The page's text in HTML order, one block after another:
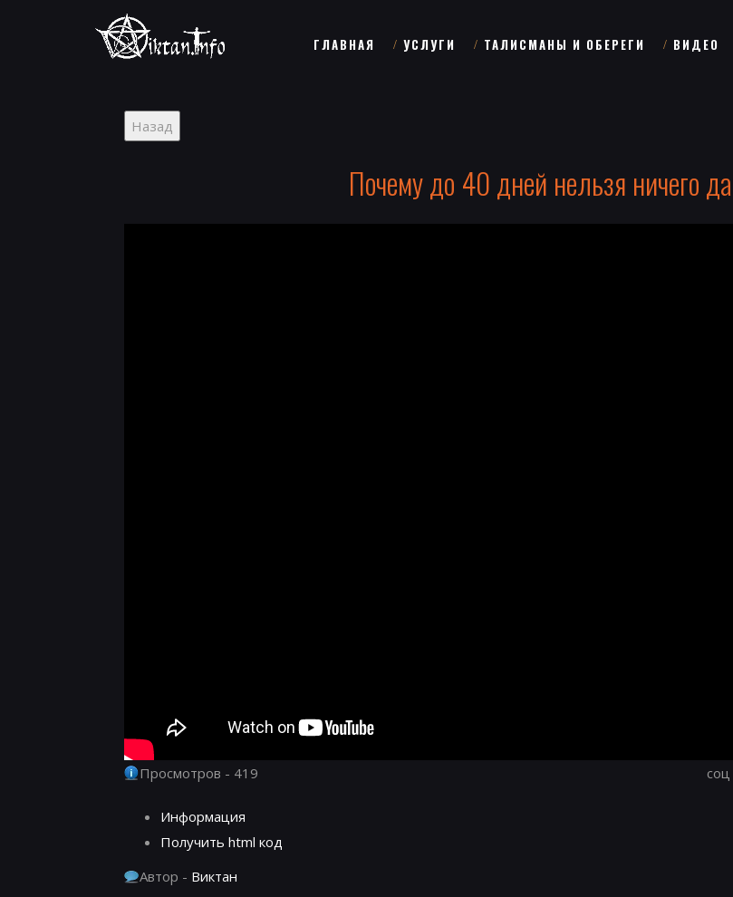
ГЛАВНАЯ УСЛУГИ ТАЛИСМАНЫ И ОБЕРЕГИ ВИДЕО
Почему до 40 дней нельзя ничего
Просмотров - 419
Информация
Получить html код
Автор - Виктан